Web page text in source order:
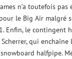
n’a toutefois pas
le Big Air malgré
Enfin, le contingent
qui enchaîne
halfpipe.